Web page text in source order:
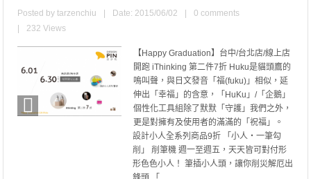
Posted bytarzenchiu Date: 2015/06/02
0 comments
232 Views
【Happy Graduation】台中/台北店/線上店
開跑 iThinking 第二件7折 Huku是貓頭鷹的
鳴叫聲，與日文發音「福(fuku)」相似，延
伸出「幸福」的含意，「HuKu」/「企鵝」
個性化工具組除了默默「守護」我們之外，
更是對擁有及使用者的滿滿的「祝福」。
設計小人全系列商品9折 「小人‧一筆勾
削」 削筆機 週一至週五，天天皆可對付形
形色色小人！ 筆插小人頭，讓你削災解厄出